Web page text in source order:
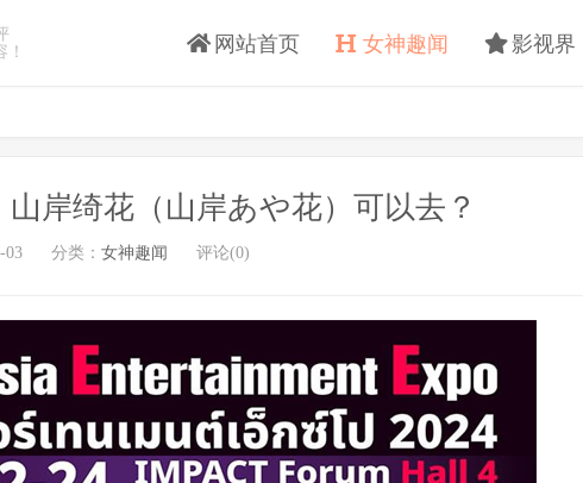
网站首页 女神趣闻 影视界
岸绮花（山岸あや花）可以去？
03 分类： 女神趣闻 评论(0)